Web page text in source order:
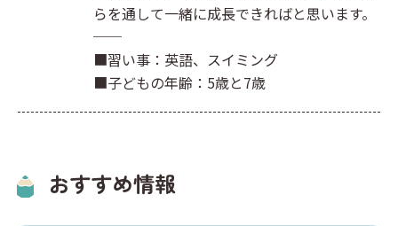
らを通して一緒に成長できればと思います。
──
■習い事：英語、スイミング
■子どもの年齢：5歳と7歳
おすすめ情報